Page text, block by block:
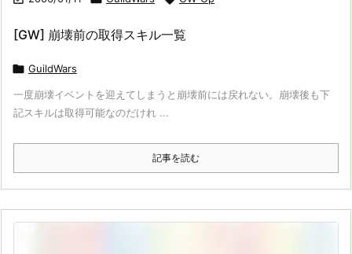
[GW] 崩壊前の取得スキル一覧
 GuildWars
一度崩壊イベントを迎えてしまうと崩壊前には戻れない。崩壊後も下
記スキルは取得可能なのだけれ ...
記事を読む